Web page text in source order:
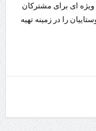
ویژه ای برای مشترکان
را در زمینه تهیه